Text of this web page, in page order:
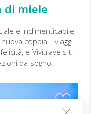
di miele
e indimenticabile,
coppia. I viaggi
e Vivitravels ti
da sogno.